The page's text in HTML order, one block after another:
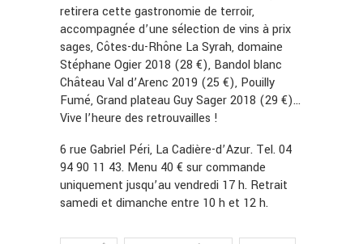
retirera cette gastronomie de terroir,
accompagnée d’une sélection de vins à prix
sages, Côtes-du-Rhône La Syrah, domaine
Stéphane Ogier 2018 (28 €), Bandol blanc
Château Val d’Arenc 2019 (25 €), Pouilly
Fumé, Grand plateau Guy Sager 2018 (29 €)…
Vive l’heure des retrouvailles !
6 rue Gabriel Péri, La Cadière-d’Azur. Tel. 04
94 90 11 43. Menu 40 € sur commande
uniquement jusqu’au vendredi 17 h. Retrait
samedi et dimanche entre 10 h et 12 h.